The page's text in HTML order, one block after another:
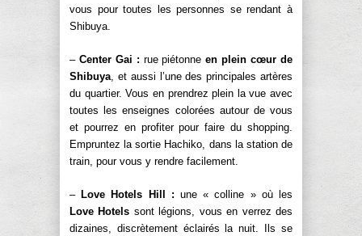
vous pour toutes les personnes se rendant à
Shibuya.
– Center Gai : rue piétonneen plein cœur de
Shibuya, et aussi l’une des principales artères
du quartier. Vous en prendrez plein la vue avec
toutes les enseignes colorées autour de vous
et pourrez en profiter pour faire du shopping.
Empruntez la sortie Hachiko, dans la station de
train, pour vous y rendre facilement.
– Love Hotels Hill : une « colline » où les
Love Hotels sont légions, vous en verrez des
dizaines, discrètement éclairés la nuit. Ils se